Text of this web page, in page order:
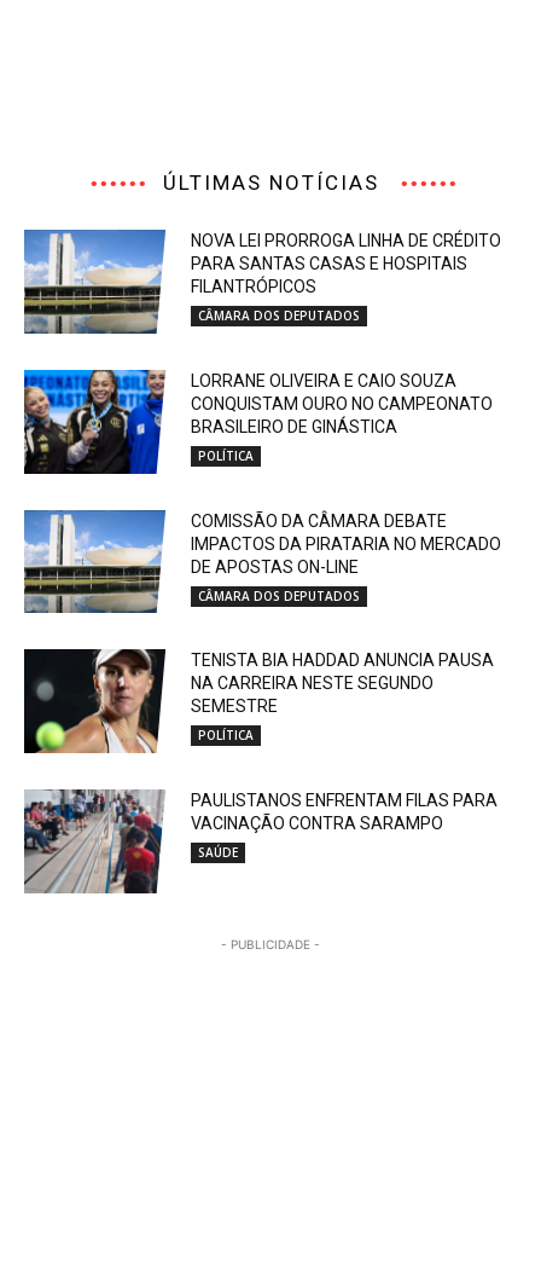
ÚLTIMAS NOTÍCIAS
NOVA LEI PRORROGA LINHA DE CRÉDITO
PARA SANTAS CASAS E HOSPITAIS
FILANTRÓPICOS
CÂMARA DOS DEPUTADOS
LORRANE OLIVEIRA E CAIO SOUZA
CONQUISTAM OURO NO CAMPEONATO
BRASILEIRO DE GINÁSTICA
POLÍTICA
COMISSÃO DA CÂMARA DEBATE
IMPACTOS DA PIRATARIA NO MERCADO
DE APOSTAS ON-LINE
CÂMARA DOS DEPUTADOS
TENISTA BIA HADDAD ANUNCIA PAUSA
NA CARREIRA NESTE SEGUNDO
SEMESTRE
POLÍTICA
PAULISTANOS ENFRENTAM FILAS PARA
VACINAÇÃO CONTRA SARAMPO
SAÚDE
- PUBLICIDADE -